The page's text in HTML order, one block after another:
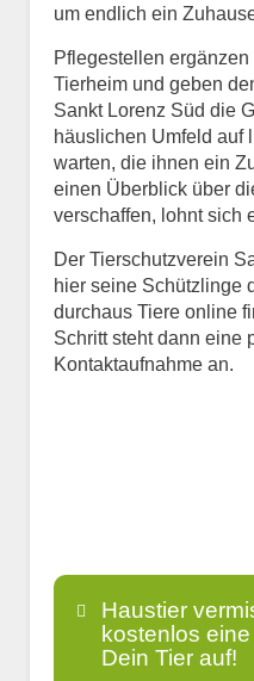
um endlich ein
Pflegestellen
Tierheim und geben
Sankt Lorenz Süd die
häuslichen Umfeld auf
warten, die ihnen ein
einen Überblick über
verschaffen, lohnt sich
Der Tierschutzverein
hier seine Schützlinge
durchaus Tiere online
Schritt steht dann eine
Kontaktaufnahme an.
Haustier
kostenlos
Dein Tier auf!